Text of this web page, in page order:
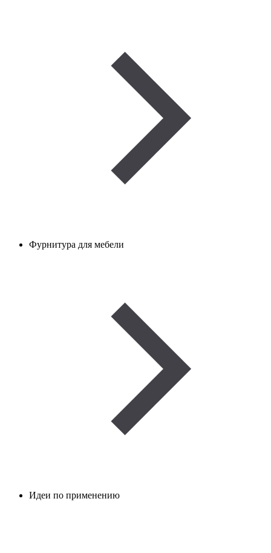
Фурнитура для мебели
Идеи по применению